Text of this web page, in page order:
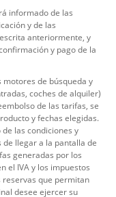
informado de las
y de las
anteriormente, y
y pago de la
motores de búsqueda y
coches de alquiler)
de las tarifas, se
y fechas elegidas.
las condiciones y
llegar a la pantalla de
generadas por los
el IVA y los impuestos
reservas que permitan
desee ejercer su